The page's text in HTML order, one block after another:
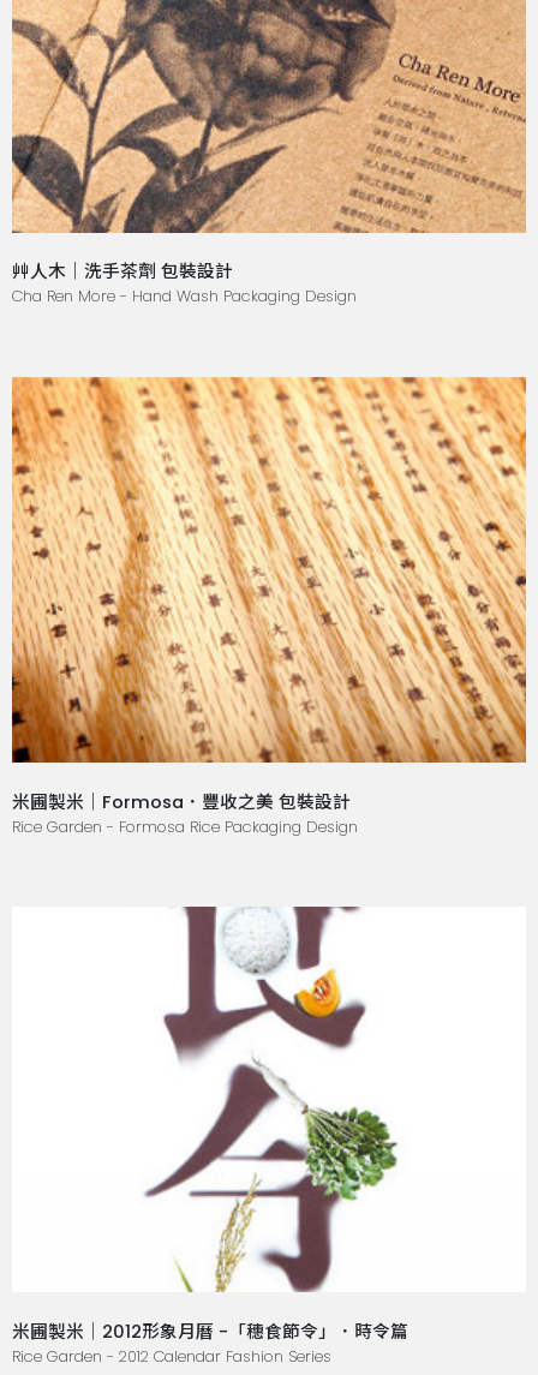
艸人木｜洗手茶劑 包裝設計
Cha Ren More - Hand Wash Packaging Design
米圃製米｜Formosa．豐收之美 包裝設計
Rice Garden - Formosa Rice Packaging Design
米圃製米｜2012形象月曆 -「穗食節令」．時令篇
Rice Garden - 2012 Calendar Fashion Series